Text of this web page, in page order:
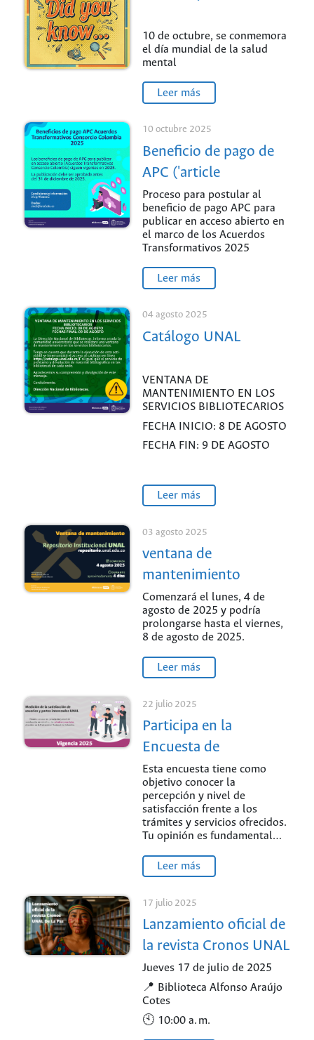
10 de octubre, se conmemora
el día mundial de la salud
mental
Leer más
10 octubre 2025
Beneficio de pago de
APC ('article
processing charges')
para publicar en
acceso abierto -
Transformativos
2025
Proceso para postular al
beneficio de pago APC para
publicar en acceso abierto en
el marco de los Acuerdos
Transformativos 2025
Leer más
04 agosto 2025
Catálogo UNAL
VENTANA DE
MANTENIMIENTO EN LOS
SERVICIOS BIBLIOTECARIOS
FECHA INICIO: 8 DE AGOSTO
FECHA FIN: 9 DE AGOSTO
Leer más
03 agosto 2025
ventana de
mantenimiento
Comenzará el lunes, 4 de
agosto de 2025 y podría
prolongarse hasta el viernes,
8 de agosto de 2025.
Leer más
22 julio 2025
Participa en la
Encuesta de
Satisfacción de
Usuarios y Partes
Interesadas UNAL –
Vigencia 2025
Esta encuesta tiene como
objetivo conocer la
percepción y nivel de
satisfacción frente a los
trámites y servicios ofrecidos.
Tu opinión es fundamental…
Leer más
17 julio 2025
Lanzamiento oficial de
la revista Cronos UNAL
De La Paz
Jueves 17 de julio de 2025
📍 Biblioteca Alfonso Araújo
Cotes
🕙 10:00 a. m.